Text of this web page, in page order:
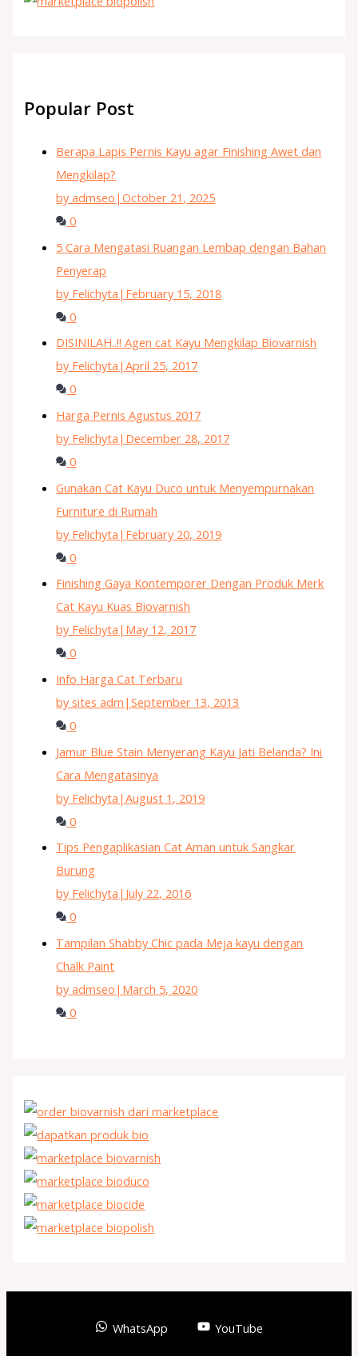
Popular Post
Berapa Lapis Pernis Kayu agar Finishing Awet dan
Mengkilap?
by admseo |October 21, 2025
0
5 Cara Mengatasi Ruangan Lembap dengan Bahan
Penyerap
by Felichyta | February 15, 2018
0
DISINILAH..!! Agen cat Kayu Mengkilap Biovarnish
by Felichyta |April 25, 2017
0
Harga Pernis Agustus 2017
by Felichyta | December 28, 2017
0
Gunakan Cat Kayu Duco untuk Menyempurnakan
Furniture di Rumah
by Felichyta | February 20, 2019
0
Finishing Gaya Kontemporer Dengan Produk Merk
Cat Kayu Kuas Biovarnish
by Felichyta | May 12, 2017
0
Info Harga Cat Terbaru
by sites adm |September 13, 2013
0
Jamur Blue Stain Menyerang Kayu Jati Belanda? Ini
Cara Mengatasinya
by Felichyta |August 1, 2019
0
Tips Pengaplikasian Cat Aman untuk Sangkar
Burung
by Felichyta | July 22, 2016
0
Tampilan Shabby Chic pada Meja kayu dengan
Chalk Paint
by admseo | March 5, 2020
0
WhatsApp YouTube